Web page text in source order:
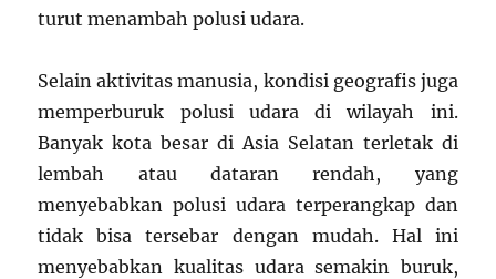
turut menambah polusi udara.
Selain aktivitas manusia, kondisi geografis juga
memperburuk polusi udara di wilayah ini.
Banyak kota besar di Asia Selatan terletak di
lembah atau dataran rendah, yang
menyebabkan polusi udara terperangkap dan
tidak bisa tersebar dengan mudah. Hal ini
menyebabkan kualitas udara semakin buruk,